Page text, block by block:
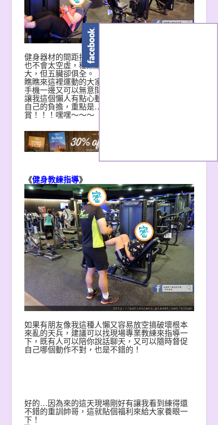
健身器材的間距拉得還蠻剛好的，不會過度擁擠
也不會太空虛，種類應有盡有，空間雖不算非常
大，但五臟卻俱全。
瞧瞧來這裡運動的大家，既可以一邊輕鬆的滑著
手機一邊又可以無意間不吃力的運動瘦身，突然
讓我這個懶人有點心動了…而且費用也不會造成
自己的負擔，重點是…還有重訓帥哥可以欣
賞！！！嘿嘿～～～
《健身教練指導》
如果有朋友像我這種人懶又容易放空搞破壞根本
來亂的天兵，建議可以找現場專業教練來指導一
下，既有人可以陪你說話聊天，又可以隨時督促
自己哪個動作不對，也是不錯的！
好的…因為來的這天現場剛好有讓我看到練得還
不錯的重訓帥哥，這就貼個福利來給大家養眼一
下！